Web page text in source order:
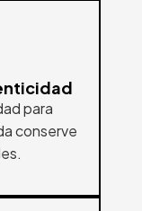
para
conserve